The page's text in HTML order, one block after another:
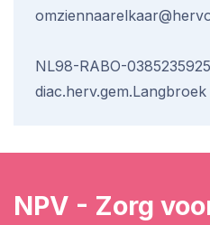
NL98-RABO-
diac.herv.gem.Langbroek
NPV - Zorg